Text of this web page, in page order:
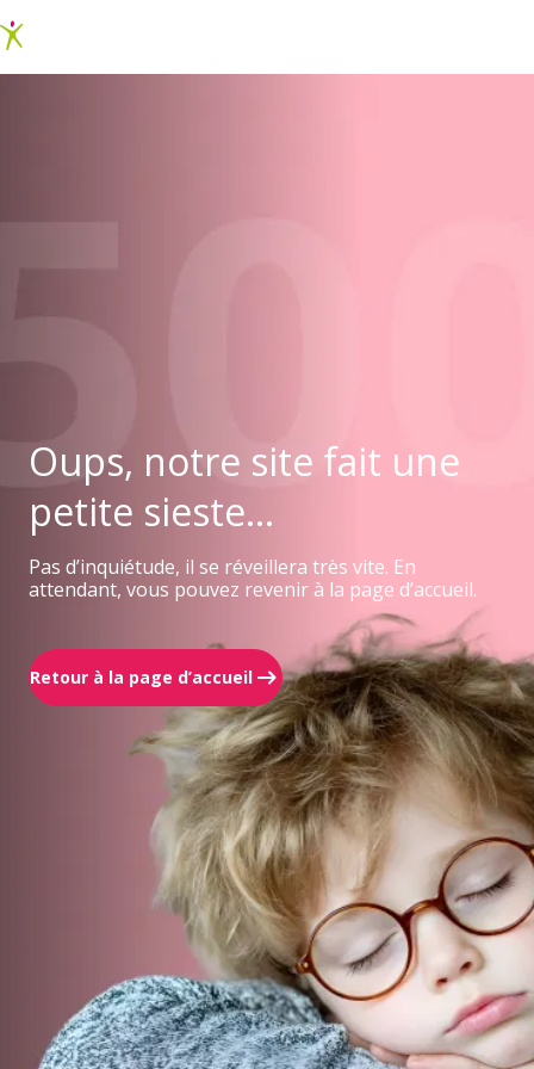
Oups, notre site fait une
petite sieste...
Pas d’inquiétude, il se réveillera très vite. En
attendant, vous pouvez revenir à la page d’accueil.
Retour à la page d’accueil